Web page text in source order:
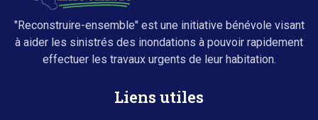
"Reconstruire-ensemble" est une initiative bénévole visant
à aider les sinistrés des inondations à pouvoir rapidement
effectuer les travaux urgents de leur habitation.
Liens utiles